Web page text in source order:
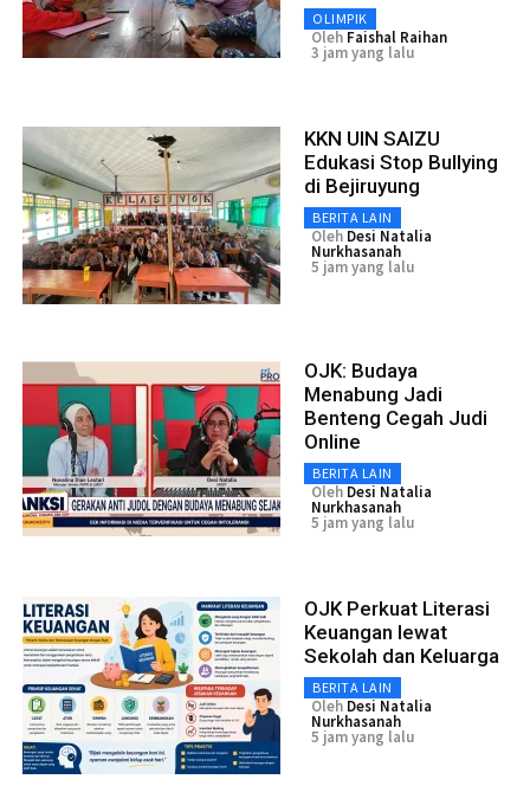
OLIMPIK
Oleh Faishal Raihan
3 jam yang lalu
KKN UIN SAIZU
Edukasi Stop Bullying
di Bejiruyung
BERITA LAIN
Oleh Desi Natalia
Nurkhasanah
5 jam yang lalu
OJK: Budaya
Menabung Jadi
Benteng Cegah Judi
Online
BERITA LAIN
Oleh Desi Natalia
Nurkhasanah
5 jam yang lalu
OJK Perkuat Literasi
Keuangan lewat
Sekolah dan Keluarga
BERITA LAIN
Oleh Desi Natalia
Nurkhasanah
5 jam yang lalu